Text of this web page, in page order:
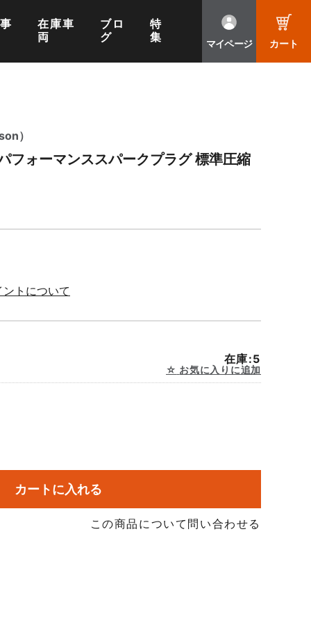
在庫車
両
ブロ
グ
特
集
マイページ カート
）
フォーマンススパークプラグ 標準圧縮
トについて
在庫:5
お気に入りに追加
カートに入れる
この商品について問い合わせる